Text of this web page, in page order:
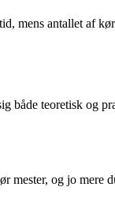
mens antallet af
både teoretisk og
mester, og jo mere